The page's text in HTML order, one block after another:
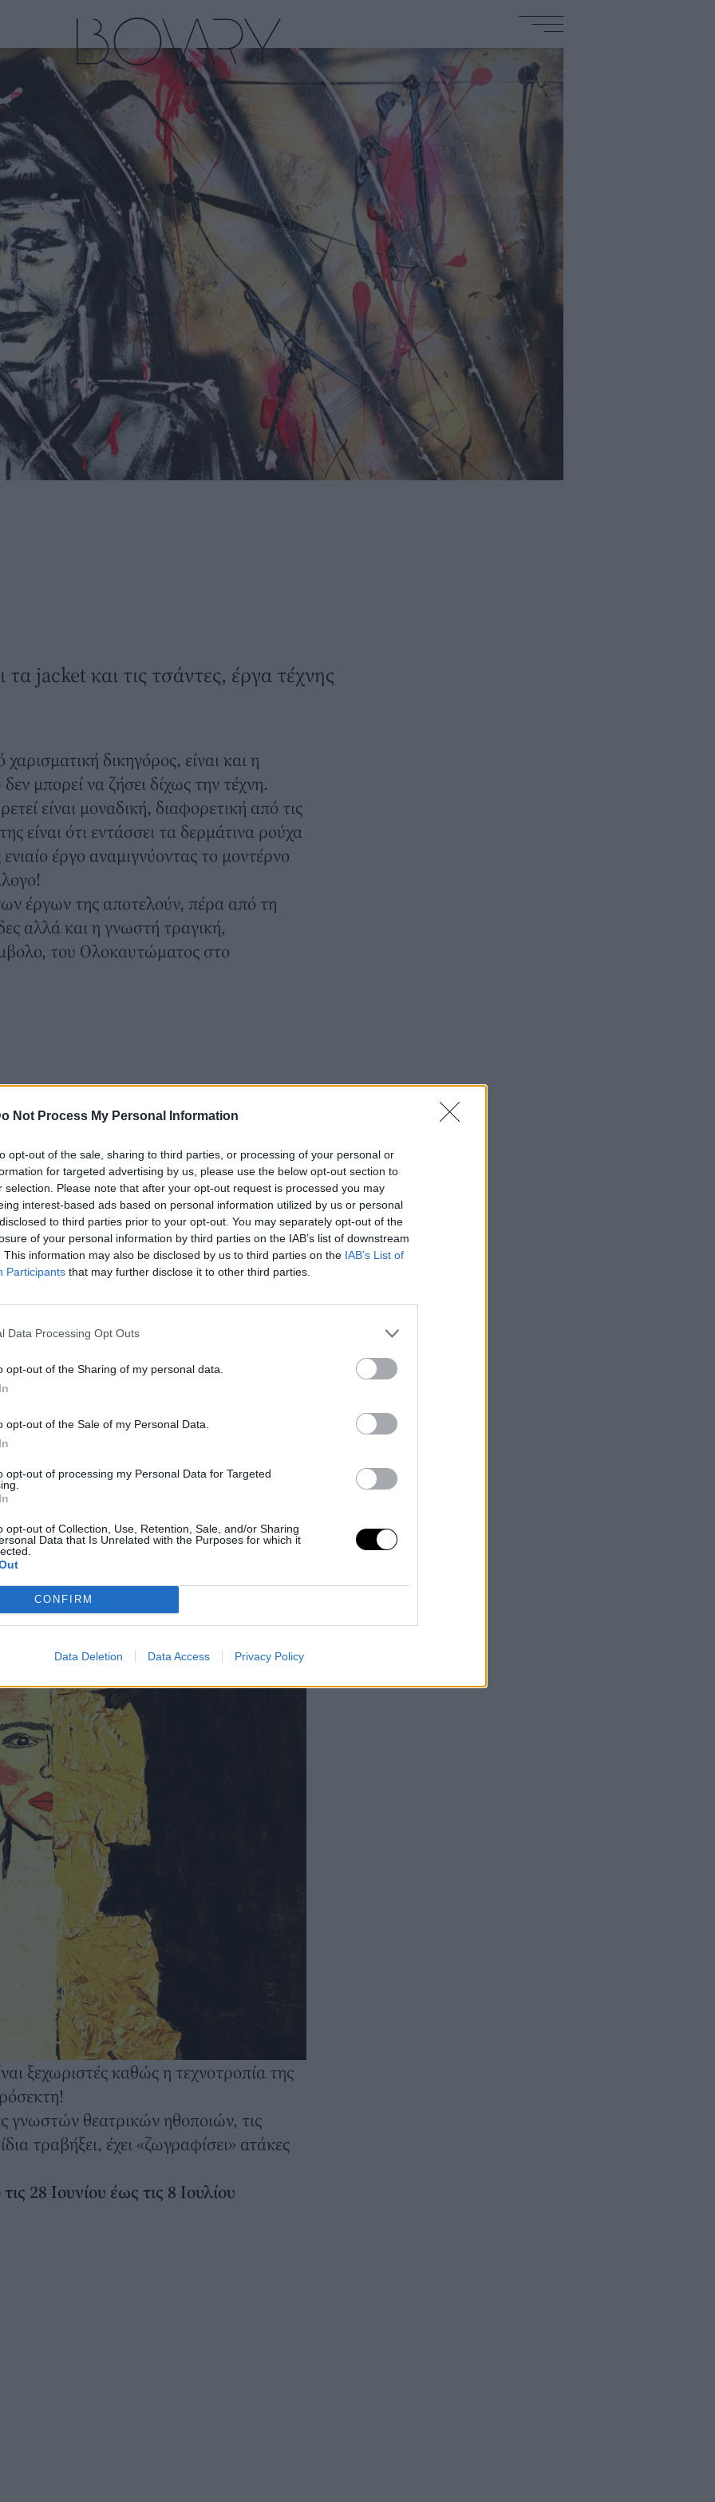
Not Process My Personal Information
opt-out of the sale, sharing to third parties, or processing of your personal or
for targeted advertising by us, please use the below opt-out section to
selection. Please note that after your opt-out request is processed you may
interest-based ads based on personal information utilized by us or personal
to third parties prior to your opt-out. You may separately opt-out of the
of your personal information by third parties on the IAB’s list of downstream
This information may also be disclosed by us to third parties on the IAB’s List of
Participants that may further disclose it to other third parties.
Data Processing Opt Outs
opt-out of the Sharing of my personal data.
opt-out of the Sale of my Personal Data.
opt-out of processing my Personal Data for Targeted
opt-out of Collection, Use, Retention, Sale, and/or Sharing
Data that Is Unrelated with the Purposes for which it
CONFIRM
Data Deletion Data Access Privacy Policy
jacket και τις τσάντες, έργα τέχνης
δικηγόρος, είναι και η
μπορεί να ζήσει δίχως την τέχνη.
είναι μοναδική, διαφορετική από τις
είναι ότι εντάσσει τα δερμάτινα ρούχα
έργο αναμιγνύοντας το μοντέρνο
έργων της αποτελούν, πέρα από τη
αλλά και η γνωστή τραγική,
του Ολοκαυτώματος στο
έργων τέχνης πάνω σε καμβά αλλά
τσάντες, τιτλοφορείται «I’m
στη θρυλική Frida Kahlo και κατ΄
ξεχωριστές καθώς η τεχνοτροπία της
θεατρικών ηθοποιών, τις
τραβήξει, έχει «ζωγραφίσει» ατάκες
28 Ιουνίου έως τις 8 Ιουλίου